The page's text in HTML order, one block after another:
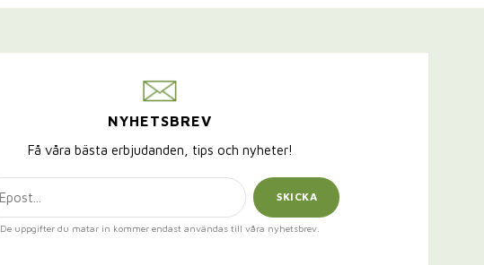
NYHETSBREV
Få våra bästa erbjudanden, tips och nyheter!
SKICKA
De uppgifter du matar in kommer endast användas till våra nyhetsbrev.